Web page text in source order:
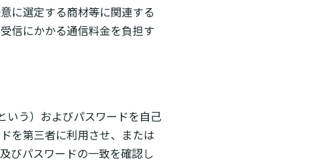
に選定する商材等に関連する
信にかかる通信料金を負担す
いう）およびパスワードを自己
を第三者に利用させ、または
びパスワードの一致を確認し